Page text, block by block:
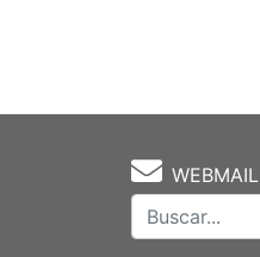
WEBMAIL